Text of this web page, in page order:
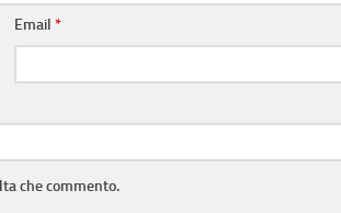
Email*
che commento.